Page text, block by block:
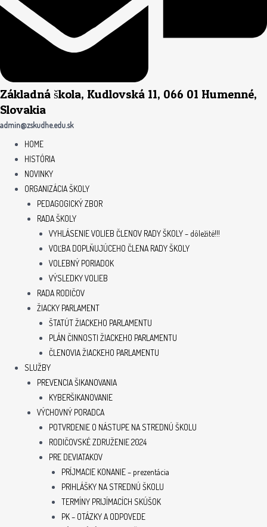
Základná škola, Kudlovská 11, 066 01 Humenné,
Slovakia
admin@zskudhe.edu.sk
HOME
HISTÓRIA
NOVINKY
ORGANIZÁCIA ŠKOLY
PEDAGOGICKÝ ZBOR
RADA ŠKOLY
VYHLÁSENIE VOLIEB ČLENOV RADY ŠKOLY – dôležité!!!
VOĽBA DOPLŇUJÚCEHO ČLENA RADY ŠKOLY
VOLEBNÝ PORIADOK
VÝSLEDKY VOLIEB
RADA RODIČOV
ŽIACKY PARLAMENT
ŠTATÚT ŽIACKEHO PARLAMENTU
PLÁN ČINNOSTI ŽIACKEHO PARLAMENTU
ČLENOVIA ŽIACKEHO PARLAMENTU
SLUŽBY
PREVENCIA ŠIKANOVANIA
KYBERŠIKANOVANIE
VÝCHOVNÝ PORADCA
POTVRDENIE O NÁSTUPE NA STREDNÚ ŠKOLU
RODIČOVSKÉ ZDRUŽENIE 2024
PRE DEVIATAKOV
PRÍJMACIE KONANIE – prezentácia
PRIHLÁŠKY NA STREDNÚ ŠKOLU
TERMÍNY PRIJÍMACÍCH SKÚŠOK
PK – OTÁZKY A ODPOVEDE